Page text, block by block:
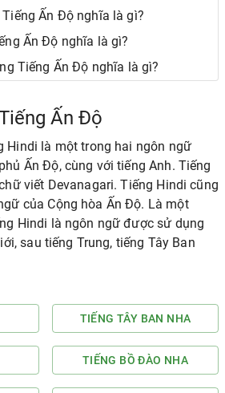
Tiếng Ấn Độ nghĩa là gì?
Ấn Độ nghĩa là gì?
Tiếng Ấn Độ nghĩa là gì?
Ấn Độ
Hindi là một trong hai ngôn ngữ
Ấn Độ, cùng với tiếng Anh. Tiếng
viết Devanagari. Tiếng Hindi cũng
của Cộng hòa Ấn Độ. Là một
Hindi là ngôn ngữ được sử dụng
sau tiếng Trung, tiếng Tây Ban
TIẾNG TÂY BAN NHA
TIẾNG BỒ ĐÀO NHA